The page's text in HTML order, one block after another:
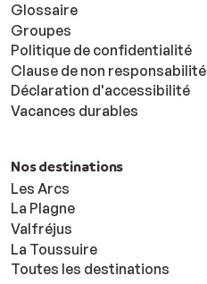
Glossaire
Groupes
Politique de confidentialité
Clause de non responsabilité
Déclaration d'accessibilité
Vacances durables
Nos destinations
Les Arcs
La Plagne
Valfréjus
La Toussuire
Toutes les destinations